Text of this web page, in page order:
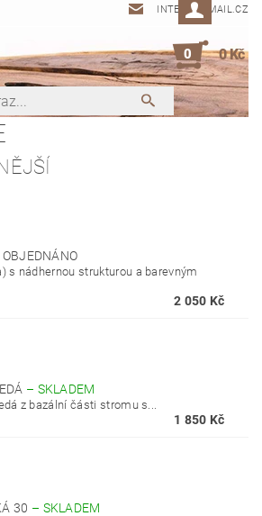
INTEAK@EMAIL.CZ
0 0 Kč
OBJEDNÁNO
s nádhernou strukturou a barevným
2 050 Kč
– SKLADEM
z bazální části stromu s...
1 850 Kč
30 – SKLADEM